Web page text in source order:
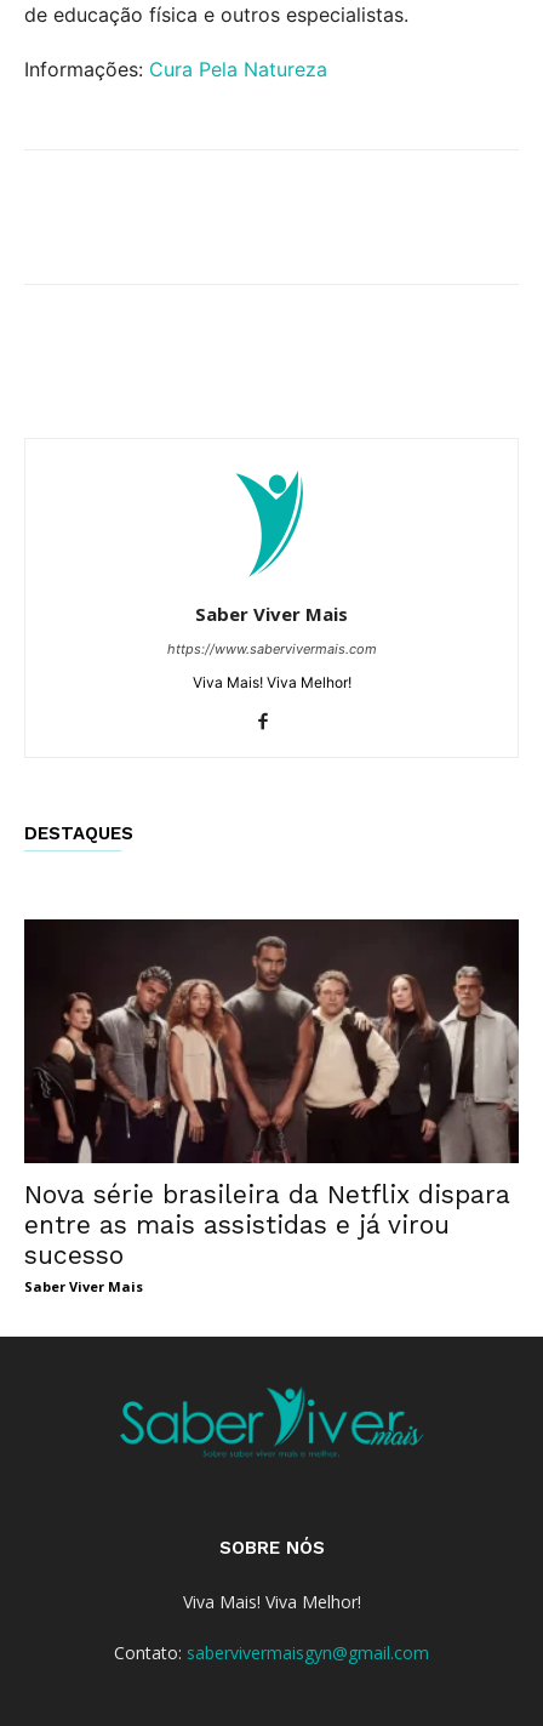
de educação física e outros especialistas.
Informações: Cura Pela Natureza
Saber Viver Mais
https://www.sabervivermais.com
Viva Mais! Viva Melhor!
DESTAQUES
Nova série brasileira da Netflix dispara
entre as mais assistidas e já virou
sucesso
Saber Viver Mais
SOBRE NÓS
Viva Mais! Viva Melhor!
Contato: sabervivermaisgyn@gmail.com